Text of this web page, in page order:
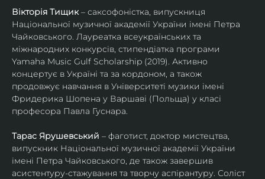
Вікторія Тищик – саксофоністка, випускниця
Національної музичної академії України імені Петра
Чайковського. Лауреатка всеукраїнських та
міжнародних конкурсів, стипендіатка програми
Yamaha Music Gulf Scholarship (2019). Активно
концертує в Україні та за кордоном, а також
продовжує навчання в Університеті музики імені
Фридерика Шопена у Варшаві (Польща) у класі
професора Павла Гуснара.
Тарас Ярушевський – фаготист, доктор мистецтва,
випускник Національної музичної академії України
імені Петра Чайковського, де також завершив
асистентуру-стажування та творчу аспірантуру. Соліст